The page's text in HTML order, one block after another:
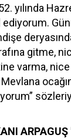
yılında
ediyorum.
gitme,
varma,